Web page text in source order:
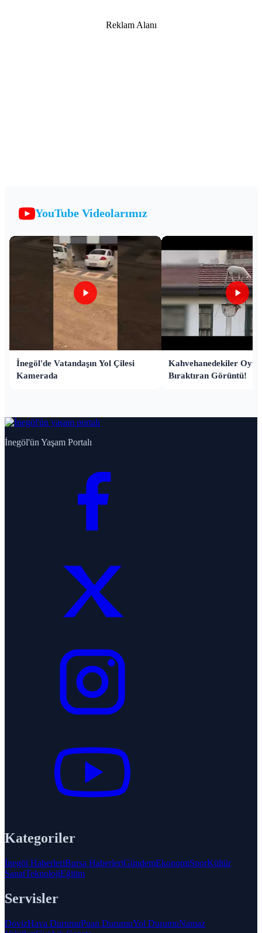
Reklam Alanı
YouTube Videolarımız
İnegöl'de Vatandaşın Yol Çilesi
Kamerada
Kahvehanedekiler
Bıraktıran Görüntü!
İnegöl'ün Yaşam Portalı
Kategoriler
İnegöl HaberleriBursa HaberleriGündemEkonomiSporKültür
SanatTeknolojiEğitim
Servisler
DovizHava DurumuPuan DurumuYol DurumuNamaz